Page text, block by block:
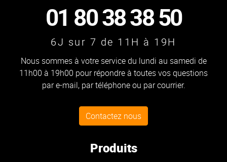
01 80 38 38 50
6J sur 7 de 11H à 19H
Nous sommes à votre service du lundi au samedi de
11h00 à 19h00 pour répondre à toutes vos questions
par e-mail, par téléphone ou par courrier.
Contactez nous
Produits